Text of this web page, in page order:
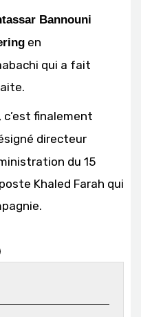
Bannouni
en
qui a fait
, c’est finalement
directeur
du 15
Khaled Farah qui